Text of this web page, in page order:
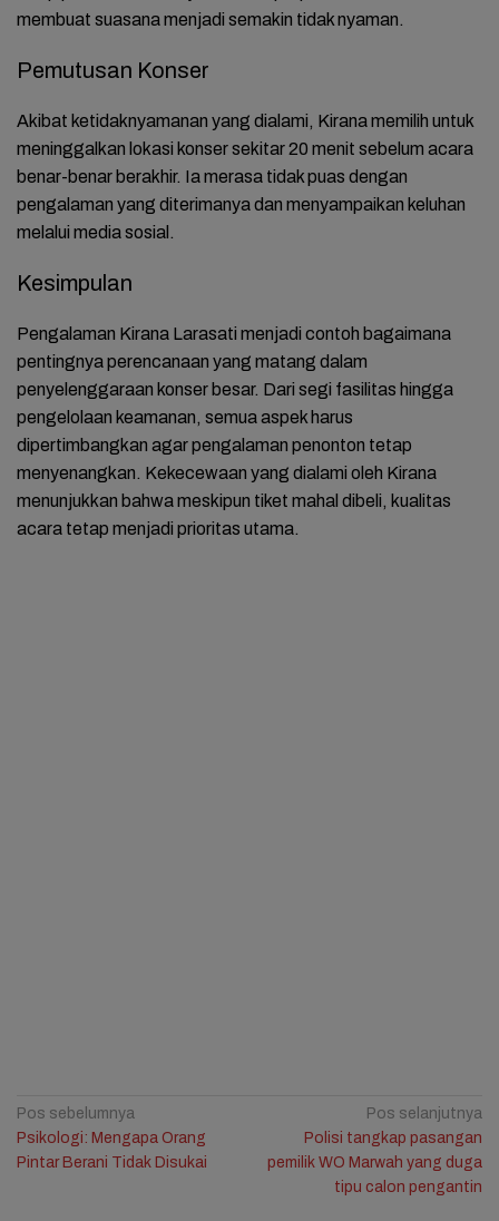
membuat suasana menjadi semakin tidak nyaman.
Pemutusan Konser
Akibat ketidaknyamanan yang dialami, Kirana memilih untuk
meninggalkan lokasi konser sekitar 20 menit sebelum acara
benar-benar berakhir. Ia merasa tidak puas dengan
pengalaman yang diterimanya dan menyampaikan keluhan
melalui media sosial.
Kesimpulan
Pengalaman Kirana Larasati menjadi contoh bagaimana
pentingnya perencanaan yang matang dalam
penyelenggaraan konser besar. Dari segi fasilitas hingga
pengelolaan keamanan, semua aspek harus
dipertimbangkan agar pengalaman penonton tetap
menyenangkan. Kekecewaan yang dialami oleh Kirana
menunjukkan bahwa meskipun tiket mahal dibeli, kualitas
acara tetap menjadi prioritas utama.
Navigasi
pos
Pos sebelumnya
Psikologi: Mengapa Orang
Pintar Berani Tidak Disukai
Pos selanjutnya
Polisi tangkap pasangan
pemilik WO Marwah yang duga
tipu calon pengantin